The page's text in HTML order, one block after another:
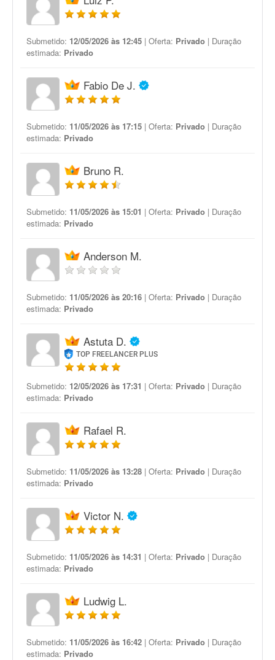
Submetido: 12/05/2026 às 12:45 | Oferta: Privado | Duração
estimada: Privado
Fabio De J.
Submetido: 11/05/2026 às 17:15 | Oferta: Privado | Duração
estimada: Privado
Bruno R.
Submetido: 11/05/2026 às 15:01 | Oferta: Privado | Duração
estimada: Privado
Anderson M.
Submetido: 11/05/2026 às 20:16 | Oferta: Privado | Duração
estimada: Privado
Astuta D.
TOP FREELANCER PLUS
Submetido: 12/05/2026 às 17:31 | Oferta: Privado | Duração
estimada: Privado
Rafael R.
Submetido: 11/05/2026 às 13:28 | Oferta: Privado | Duração
estimada: Privado
Victor N.
Submetido: 11/05/2026 às 14:31 | Oferta: Privado | Duração
estimada: Privado
Ludwig L.
Submetido: 11/05/2026 às 16:42 | Oferta: Privado | Duração
estimada: Privado